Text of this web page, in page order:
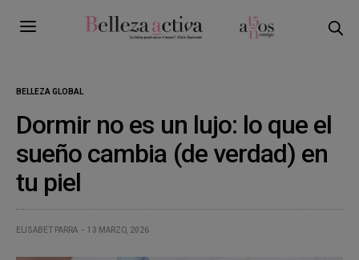
BELLEZA GLOBAL
Dormir no es un lujo: lo que el
sueño cambia (de verdad) en
tu piel
ELISABET PARRA 13 MARZO, 2026